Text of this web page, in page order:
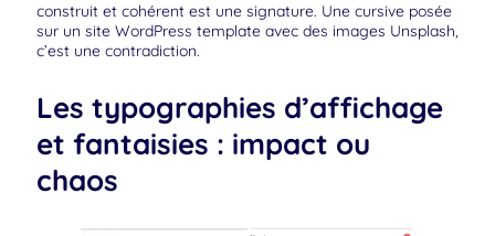
construit et cohérent est une signature. Une cursive posée
sur un site WordPress template avec des images Unsplash,
c’est une contradiction.
Les typographies d’affichage
et fantaisies : impact ou
chaos